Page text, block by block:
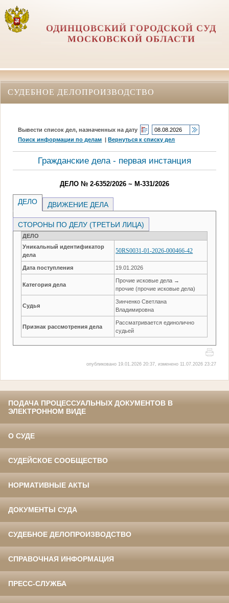
ОДИНЦОВСКИЙ ГОРОДСКОЙ СУД
МОСКОВСКОЙ ОБЛАСТИ
СУДЕБНОЕ ДЕЛОПРОИЗВОДСТВО
Вывести список дел, назначенных на дату
Поиск информации по делам |Вернуться к списку дел
Гражданские дела - первая инстанция
ДЕЛО № 2-6352/2026 ~ М-331/2026
ДЕЛО ДВИЖЕНИЕ ДЕЛА
СТОРОНЫ ПО ДЕЛУ (ТРЕТЬИ ЛИЦА)
ДЕЛО
Уникальный идентификатор
дела
50RS0031-01-2026-000466-42
Дата поступления 19.01.2026
Категория дела
Прочие исковые дела →
прочие (прочие исковые дела)
Судья
Зинченко Светлана
Владимировна
Признак рассмотрения дела
Рассматривается единолично
судьей
опубликовано 19.01.2026 20:37, изменено 11.07.2026 23:27
ПОДАЧА ПРОЦЕССУАЛЬНЫХ ДОКУМЕНТОВ В
ЭЛЕКТРОННОМ ВИДЕ
О СУДЕ
СУДЕЙСКОЕ СООБЩЕСТВО
НОРМАТИВНЫЕ АКТЫ
ДОКУМЕНТЫ СУДА
СУДЕБНОЕ ДЕЛОПРОИЗВОДСТВО
СПРАВОЧНАЯ ИНФОРМАЦИЯ
ПРЕСС-СЛУЖБА